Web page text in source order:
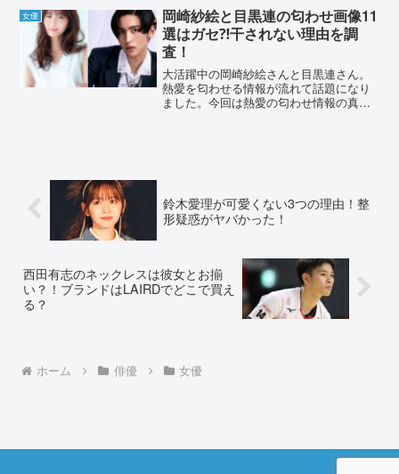
ます。SUMIREさんの演技が下手と言わ
れる理由はなん...
女優
岡崎紗絵と目黒連の匂わせ画像11
選はガセ⁈干されない理由を調
査！
大活躍中の岡崎紗絵さんと目黒連さん。
熱愛を匂わせる情報が流れて話題になり
ました。今回は熱愛の匂わせ情報の真偽
鈴木愛理が可愛くない3つの理由！整
形疑惑がヤバかった！
西田有志のネックレスは彼女とお揃
い？！ブランドはLAIRDでどこで買え
る？
ホーム 俳優 女優